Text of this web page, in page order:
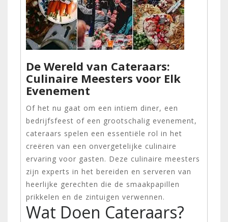
De Wereld van Cateraars:
Culinaire Meesters voor Elk
Evenement
Of het nu gaat om een intiem diner, een
bedrijfsfeest of een grootschalig evenement,
cateraars spelen een essentiële rol in het
creëren van een onvergetelijke culinaire
ervaring voor gasten. Deze culinaire meesters
zijn experts in het bereiden en serveren van
heerlijke gerechten die de smaakpapillen
prikkelen en de zintuigen verwennen.
Wat Doen Cateraars?